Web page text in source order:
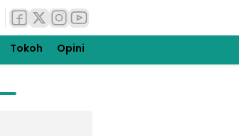
Tokoh Opini